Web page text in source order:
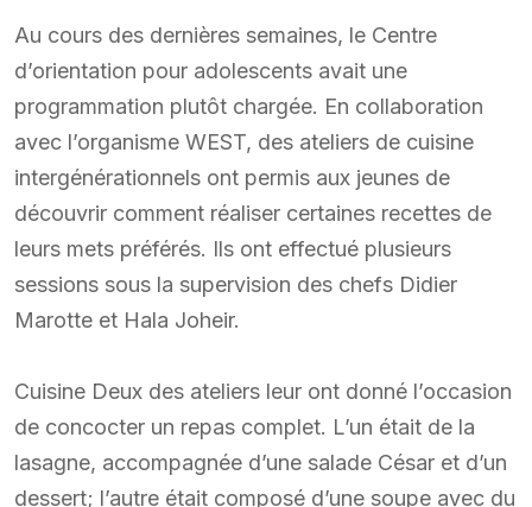
Au cours des dernières semaines, le Centre
d’orientation pour adolescents avait une
programmation plutôt chargée. En collaboration
avec l’organisme WEST, des ateliers de cuisine
intergénérationnels ont permis aux jeunes de
découvrir comment réaliser certaines recettes de
leurs mets préférés. Ils ont effectué plusieurs
sessions sous la supervision des chefs Didier
Marotte et Hala Joheir.
Cuisine Deux des ateliers leur ont donné l’occasion
de concocter un repas complet. L’un était de la
lasagne, accompagnée d’une salade César et d’un
dessert; l’autre était composé d’une soupe avec du